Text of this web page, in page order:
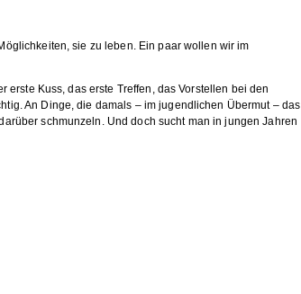
sie zu leben. Ein paar wollen wir im
erste Kuss, das erste Treffen, das Vorstellen bei den
An Dinge, die damals – im jugendlichen Übermut – das
schmunzeln. Und doch sucht man in jungen Jahren